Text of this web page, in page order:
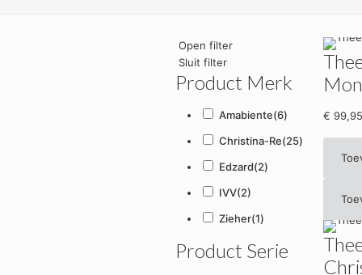
Open filter
Sluit filter
Product Merk
Amabiente(6)
Christina-Re(25)
Edzard(2)
IVV(2)
Zieher(1)
Product Serie
€